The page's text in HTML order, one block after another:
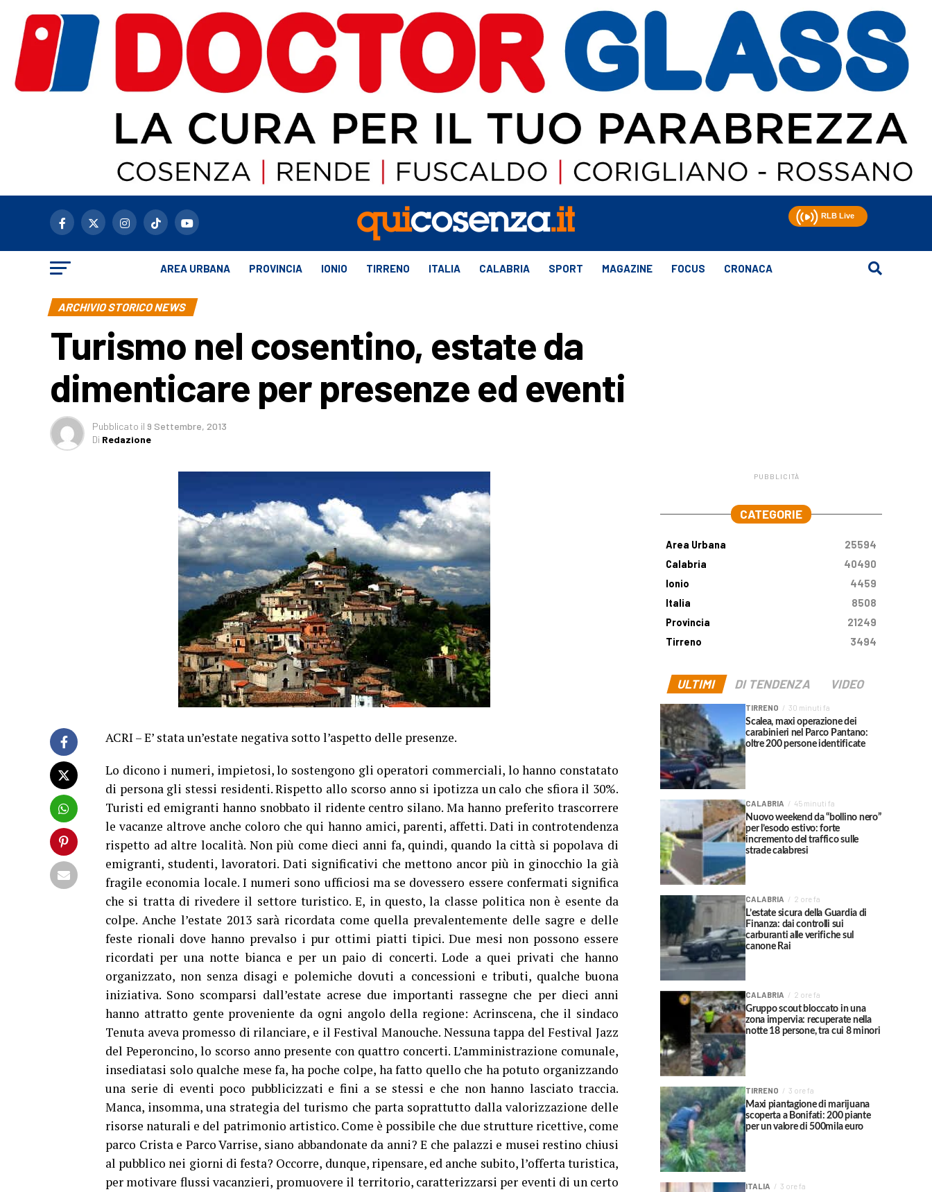
AREA URBANA PROVINCIA IONIO TIRRENO ITALIA CALABRIA SPORT MAGAZINE FOCUS CRONACA
ARCHIVIO STORICO NEWS
Turismo nel cosentino, estate da
dimenticare per presenze ed eventi
Pubblicato il 9 Settembre, 2013
Di Redazione
ACRI – E’ stata un’estate negativa sotto l’aspetto delle presenze.
Lo dicono i numeri, impietosi, lo sostengono gli operatori commerciali, lo hanno constatato
di persona gli stessi residenti. Rispetto allo scorso anno si ipotizza un calo che sfiora il 30%.
Turisti ed emigranti hanno snobbato il ridente centro silano. Ma hanno preferito trascorrere
le vacanze altrove anche coloro che qui hanno amici, parenti, affetti. Dati in controtendenza
rispetto ad altre località. Non più come dieci anni fa, quindi, quando la città si popolava di
emigranti, studenti, lavoratori. Dati significativi che mettono ancor più in ginocchio la già
fragile economia locale. I numeri sono ufficiosi ma se dovessero essere confermati significa
che si tratta di rivedere il settore turistico. E, in questo, la classe politica non è esente da
colpe. Anche l’estate 2013 sarà ricordata come quella prevalentemente delle sagre e delle
feste rionali dove hanno prevalso i pur ottimi piatti tipici. Due mesi non possono essere
ricordati per una notte bianca e per un paio di concerti. Lode a quei privati che hanno
organizzato, non senza disagi e polemiche dovuti a concessioni e tributi, qualche buona
iniziativa. Sono scomparsi dall’estate acrese due importanti rassegne che per dieci anni
hanno attratto gente proveniente da ogni angolo della regione: Acrinscena, che il sindaco
Tenuta aveva promesso di rilanciare, e il Festival Manouche. Nessuna tappa del Festival Jazz
del Peperoncino, lo scorso anno presente con quattro concerti. L’amministrazione comunale,
insediatasi solo qualche mese fa, ha poche colpe, ha fatto quello che ha potuto organizzando
una serie di eventi poco pubblicizzati e fini a se stessi e che non hanno lasciato traccia.
Manca, insomma, una strategia del turismo che parta soprattutto dalla valorizzazione delle
risorse naturali e del patrimonio artistico. Come è possibile che due strutture ricettive, come
parco Crista e Parco Varrise, siano abbandonate da anni? E che palazzi e musei restino chiusi
al pubblico nei giorni di festa? Occorre, dunque, ripensare, ed anche subito, l’offerta turistica,
per motivare flussi vacanzieri, promuovere il territorio, caratterizzarsi per eventi di un certo
PUBBLICITÀ
CATEGORIE
Area Urbana
25594
Calabria
40490
Ionio
4459
Italia
8508
Provincia
21249
Tirreno
3494
ULTIMI DI TENDENZA VIDEO
TIRRENO 30 minuti fa
Scalea, maxi operazione dei
carabinieri nel Parco Pantano:
oltre 200 persone identificate
CALABRIA 45 minuti fa
Nuovo weekend da “bollino nero”
per l’esodo estivo: forte
incremento del traffico sulle
strade calabresi
CALABRIA 2 ore fa
L’estate sicura della Guardia di
Finanza: dai controlli sui
carburanti alle verifiche sul
canone Rai
CALABRIA 2 ore fa
Gruppo scout bloccato in una
zona impervia: recuperate nella
notte 18 persone, tra cui 8 minori
TIRRENO 3 ore fa
Maxi piantagione di marijuana
scoperta a Bonifati: 200 piante
per un valore di 500mila euro
ITALIA 3 ore fa